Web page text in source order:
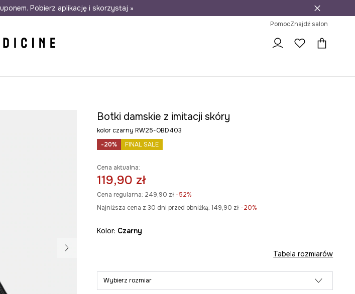
dostawa do salonów 30 dni na zwrot
Pobierz aplikację i skorzystaj »
PomocZnajdź salon
Botki damskie z imitacji skóry
kolor czarny RW25-OBD403
-20%
FINAL SALE
Cena aktualna:
119,90 zł
Cena regularna: 249,90 zł-52%
Najniższa cena z 30 dni przed obniżką: 149,90 zł -20%
Kolor: czarny
Tabela rozmiarów
Wybierz rozmiar